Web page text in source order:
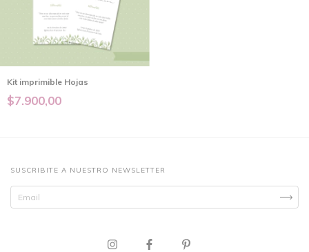
Kit imprimible Hojas
$7.900,00
SUSCRIBITE A NUESTRO NEWSLETTER